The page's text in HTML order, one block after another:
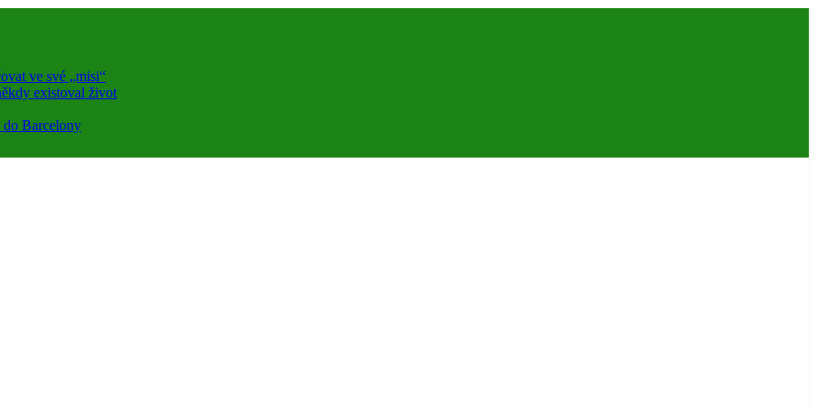
ve své „misi“
existoval život
do Barcelony